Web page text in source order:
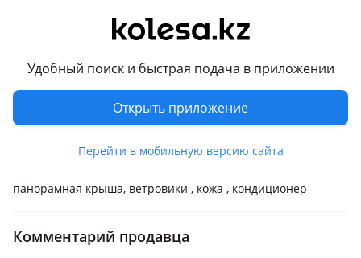
Удобный поиск и быстрая подача в приложении
Открыть приложение
Перейти в мобильную версию сайта
237 782 км
Автомат
Привод
Полный привод
Руль
Слева
Цвет
серебристый
Растаможен в Казахстане
панорамная крыша, ветровики , кожа , кондиционер
Комментарий продавца